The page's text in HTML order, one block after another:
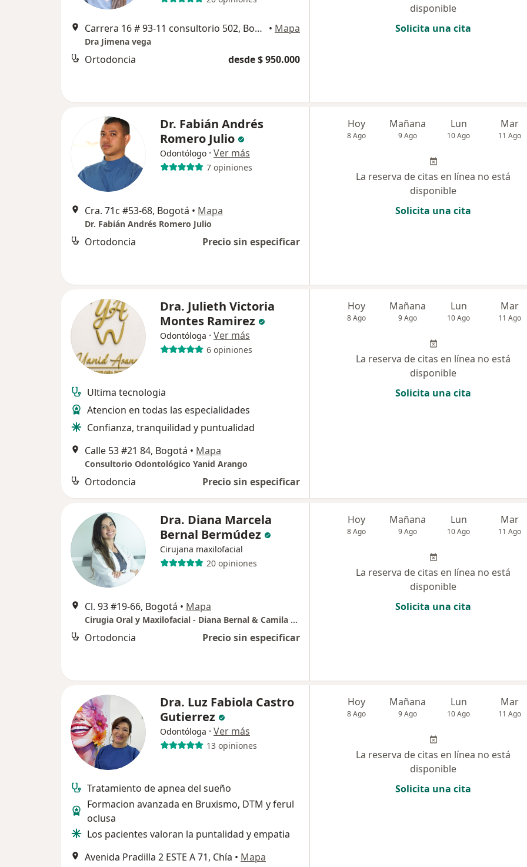
Carrera 16 # 93-11 consultorio 502, Bogotá • Mapa
Dra Jimena vega
Ortodoncia desde $ 950.000
disponible
Solicita una cita
Dr. Fabián Andrés
Romero Julio
Odontólogo · Ver más
7 opiniones
Cra. 71c #53-68, Bogotá • Mapa
Dr. Fabián Andrés Romero Julio
Ortodoncia Precio sin especificar
Hoy
8 Ago
Mañana
9 Ago
Lun
10 Ago
Mar
11 Ago
La reserva de citas en línea no está
disponible
Solicita una cita
Dra. Julieth Victoria
Montes Ramirez
Odontóloga · Ver más
6 opiniones
Ultima tecnologia
Atencion en todas las especialidades
Confianza, tranquilidad y puntualidad
Calle 53 #21 84, Bogotá • Mapa
Consultorio Odontológico Yanid Arango
Ortodoncia Precio sin especificar
Hoy
8 Ago
Mañana
9 Ago
Lun
10 Ago
Mar
11 Ago
La reserva de citas en línea no está
disponible
Solicita una cita
Dra. Diana Marcela
Bernal Bermúdez
Cirujana maxilofacial
20 opiniones
Cl. 93 #19-66, Bogotá • Mapa
Cirugia Oral y Maxilofacial - Diana Bernal & Camila Arteaga
Ortodoncia Precio sin especificar
Hoy
8 Ago
Mañana
9 Ago
Lun
10 Ago
Mar
11 Ago
La reserva de citas en línea no está
disponible
Solicita una cita
Dra. Luz Fabiola Castro
Gutierrez
Odontóloga · Ver más
13 opiniones
Tratamiento de apnea del sueño
Formacion avanzada en Bruxismo, DTM y ferul
oclusa
Los pacientes valoran la puntalidad y empatia
Avenida Pradilla 2 ESTE A 71, Chía • Mapa
Hoy
8 Ago
Mañana
9 Ago
Lun
10 Ago
Mar
11 Ago
La reserva de citas en línea no está
disponible
Solicita una cita